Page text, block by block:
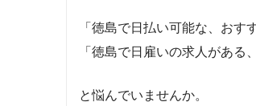
「徳島で日払い可能な、おす
「徳島で日雇いの求人がある
と悩んでいませんか。